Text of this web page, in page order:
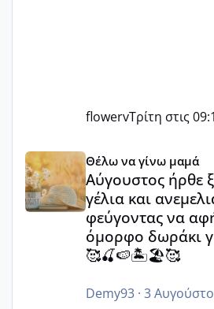
flowervΤρίτη στις
Αύγουστος ήρθε ξανά γεμάτος
Θέλω να γίνω μαμά
Αύγουστος ήρθε
γέλια και
φεύγοντας να
όμορφο δωράκι
🥰🍒🍉🏝️🏖️🥰
Demy93· 3